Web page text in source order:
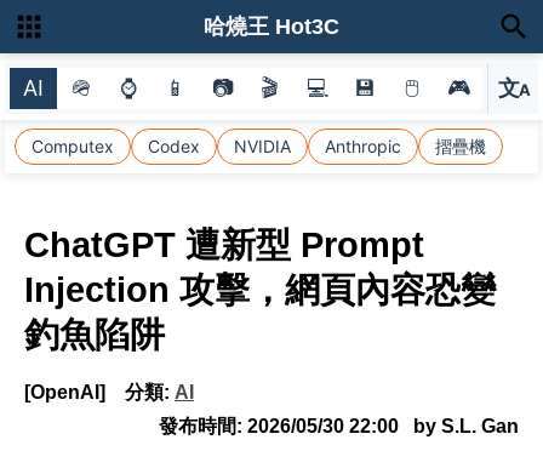
AI 🪖 ⌚ 📱 📷 🎬 💻 💾 🖱 🎮 文A
選
Computex Codex NVIDIA Anthropic 摺疊機
哈燒王 Hot3C
ChatGPT 遭新型 Prompt
Injection 攻擊，網頁內容恐變
釣魚陷阱
[OpenAI] 分類: AI
發布時間: 2026/05/30 22:00 by S.L. Gan